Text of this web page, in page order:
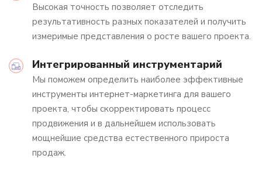
Высокая точность позволяет отследить
результативность разных показателей и получить
измеримые представления о росте вашего проекта.
Интегрированный инструментарий
Мы поможем определить наиболее эффективные
инструменты интернет-маркетинга для вашего
проекта, чтобы скорректировать процесс
продвижения и в дальнейшем использовать
мощнейшие средства естественного прироста
продаж.